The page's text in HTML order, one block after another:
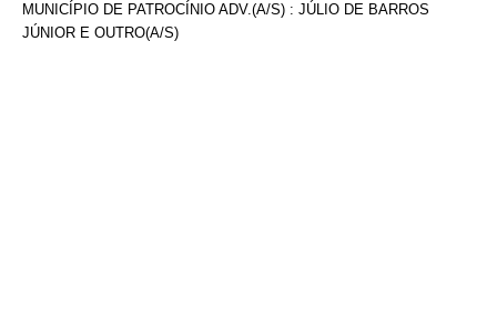
MUNICÍPIO DE PATROCÍNIO ADV.(A/S) : JÚLIO DE BARROS
JÚNIOR E OUTRO(A/S)